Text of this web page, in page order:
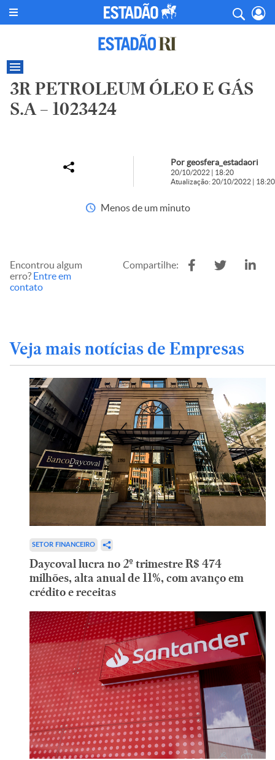
3R PETROLEUM ÓLEO E GÁS
S.A – 1023424
Por geosfera_estadaori
20/10/2022 | 18:20
Atualização: 20/10/2022 | 18:20
Menos de um minuto
Encontrou algum
erro? Entre em
contato
Compartilhe:
Veja mais notícias de Empresas
SETOR FINANCEIRO
Daycoval lucra no 2º trimestre R$ 474
milhões, alta anual de 11%, com avanço em
crédito e receitas